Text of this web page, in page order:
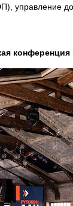
управление
конференция